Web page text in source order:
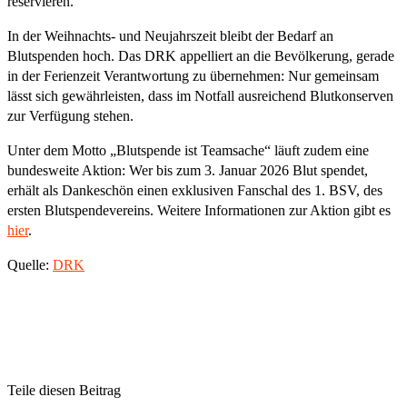
In der Weihnachts- und Neujahrszeit bleibt der Bedarf an
Blutspenden hoch. Das DRK appelliert an die Bevölkerung, gerade
in der Ferienzeit Verantwortung zu übernehmen: Nur gemeinsam
lässt sich gewährleisten, dass im Notfall ausreichend Blutkonserven
zur Verfügung stehen.
Unter dem Motto „Blutspende ist Teamsache“ läuft zudem eine
bundesweite Aktion: Wer bis zum 3. Januar 2026 Blut spendet,
erhält als Dankeschön einen exklusiven Fanschal des 1. BSV, des
ersten Blutspendevereins. Weitere Informationen zur Aktion gibt es
hier.
Quelle: DRK
Teile diesen Beitrag